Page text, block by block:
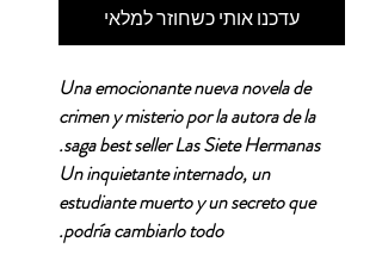
עדכנו אותי כשחוזר למלאי
Una emocionante nueva novela de
crimen y misterio por la autora de la
saga best seller Las Siete Hermanas.
Un inquietante internado, un
estudiante muerto y un secreto que
podría cambiarlo todo.